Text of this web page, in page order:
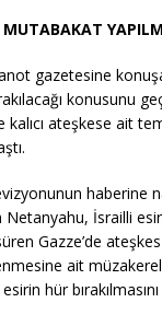
gazetesine
konusunu
kalıcı ateşkese ait
haberine
Netanyahu, İsrailli
Gazze’de
ait
hür bırakılmasını